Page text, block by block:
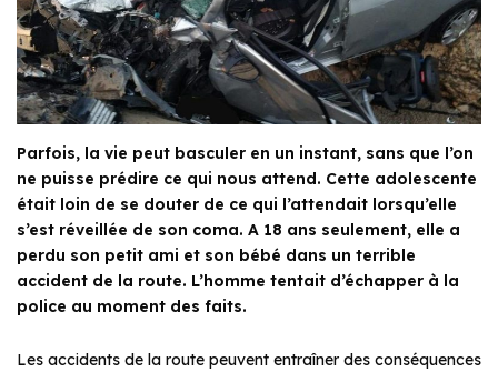
Parfois, la vie peut basculer en un instant, sans que l’on
ne puisse prédire ce qui nous attend. Cette adolescente
était loin de se douter de ce qui l’attendait lorsqu’elle
s’est réveillée de son coma. A 18 ans seulement, elle a
perdu son petit ami et son bébé dans un terrible
accident de la route. L’homme tentait d’échapper à la
police au moment des faits.
Les accidents de la route peuvent entraîner des conséquences